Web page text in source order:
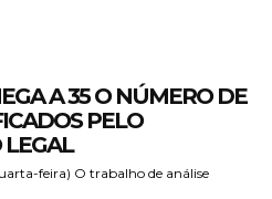
A 35 O NÚMERO DE
PELO
LEGAL
de análise